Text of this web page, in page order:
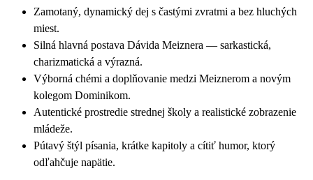
Zamotaný, dynamický dej s častými zvratmi a bez hluchých
miest.
Silná hlavná postava Dávida Meiznera — sarkastická,
charizmatická a výrazná.
Výborná chémi a doplňovanie medzi Meiznerom a novým
kolegom Dominikom.
Autentické prostredie strednej školy a realistické zobrazenie
mládeže.
Pútavý štýl písania, krátke kapitoly a cítiť humor, ktorý
odľahčuje napätie.